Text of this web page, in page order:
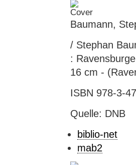
Baumann,
/ Stephan
:
16 cm -
ISBN 978-3-
Quelle: DNB
biblio-net
mab2